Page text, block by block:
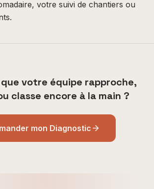
votre suivi de chantiers ou
votre équipe rapproche,
classe encore à la main ?
mon Diagnostic